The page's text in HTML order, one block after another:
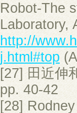
Robot-The
Laboratory,
http://
j.html#top
[27] 田近伸
pp. 40-42
[28]